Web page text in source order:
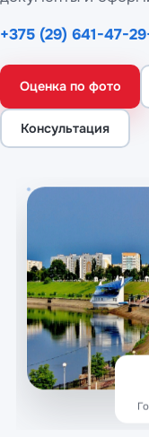
+375 (29) 641-47-29
Оценка по фото
Консультация